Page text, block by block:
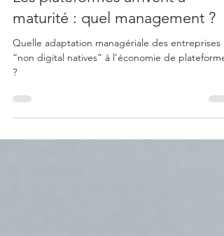
Les plateformes arrivent à
maturité : quel management ?
Quelle adaptation managériale des entreprises
?